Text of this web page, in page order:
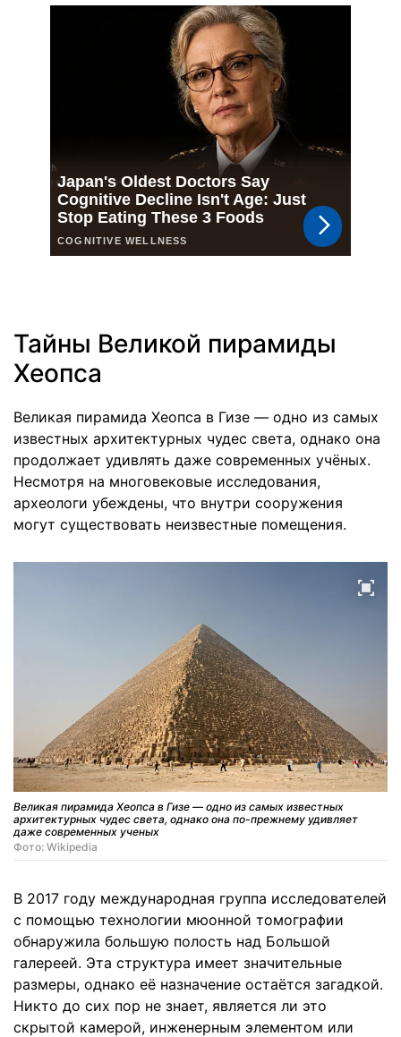
Тайны Великой пирамиды
Хеопса
Великая пирамида Хеопса в Гизе — одно из самых
известных архитектурных чудес света, однако она
продолжает удивлять даже современных учёных.
Несмотря на многовековые исследования,
археологи убеждены, что внутри сооружения
могут существовать неизвестные помещения.
Великая пирамида Хеопса в Гизе — одно из самых известных
архитектурных чудес света, однако она по-прежнему удивляет
даже современных ученых
Фото: Wikipedia
В 2017 году международная группа исследователей
с помощью технологии мюонной томографии
обнаружила большую полость над Большой
галереей. Эта структура имеет значительные
размеры, однако её назначение остаётся загадкой.
Никто до сих пор не знает, является ли это
скрытой камерой, инженерным элементом или